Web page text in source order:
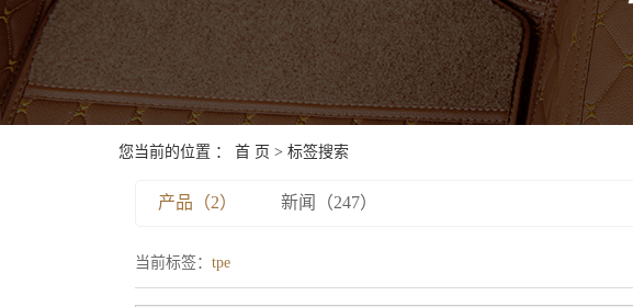
您当前的位置 ： 首 页 > 标签搜索
产品（2） 新闻（247）
当前标签： tpe